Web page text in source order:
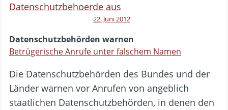
22. Juni 2012
Datenschutzbehörden warnen
Betrügerische Anrufe unter falschem Namen
Die Datenschutzbehörden des Bundes und der
Länder warnen vor Anrufen von angeblich
staatlichen Datenschutzbehörden, in denen den